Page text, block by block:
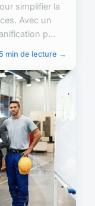
simplifier la
Avec un
p...
5 min de lecture →